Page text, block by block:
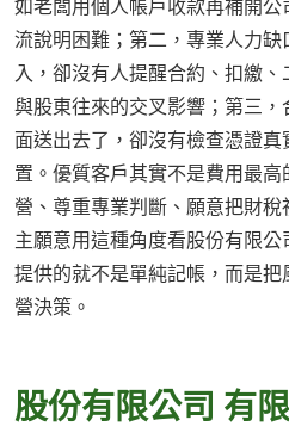
如老闆用個人帳戶收款再補開
流說明困難；第二，專業人力
入，卻沒有人提醒合約、扣繳
與股東往來的交叉影響；第三
面送出去了，卻沒有檢查憑證
置。優質客戶其實不是費用最
營、尊重專業判斷、願意把財
主願意用這種角度看股份有限
提供的就不是單純記帳，而是
營決策。
股份有限公司 有